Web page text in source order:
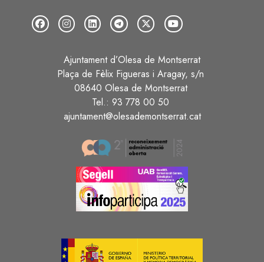
Ajuntament d’Olesa de Montserrat
Plaça de Fèlix Figueras i Aragay, s/n
08640 Olesa de Montserrat
Tel.: 93 778 00 50
ajuntament@olesademontserrat.cat
Image
Image